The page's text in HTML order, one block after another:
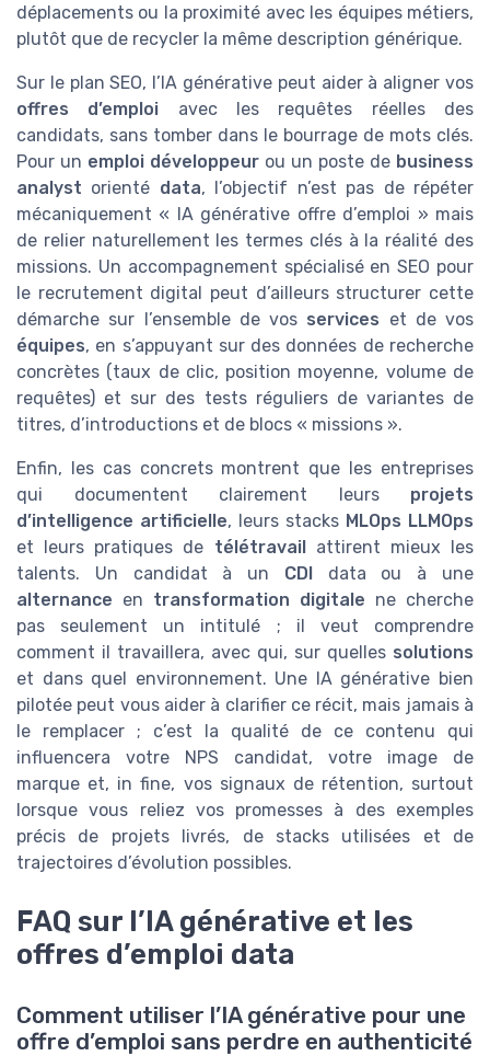
déplacements ou la proximité avec les équipes métiers,
plutôt que de recycler la même description générique.
Sur le plan SEO, l’IA générative peut aider à aligner vos
offres d’emploi avec les requêtes réelles des
candidats, sans tomber dans le bourrage de mots clés.
Pour un emploi développeur ou un poste de business
analyst orienté data, l’objectif n’est pas de répéter
mécaniquement « IA générative offre d’emploi » mais
de relier naturellement les termes clés à la réalité des
missions. Un accompagnement spécialisé en SEO pour
le recrutement digital peut d’ailleurs structurer cette
démarche sur l’ensemble de vos services et de vos
équipes, en s’appuyant sur des données de recherche
concrètes (taux de clic, position moyenne, volume de
requêtes) et sur des tests réguliers de variantes de
titres, d’introductions et de blocs « missions ».
Enfin, les cas concrets montrent que les entreprises
qui documentent clairement leurs projets
d’intelligence artificielle, leurs stacks MLOps LLMOps
et leurs pratiques de télétravailattirent mieux les
talents. Un candidat à un CDIdata ou à une
alternance en transformation digitale ne cherche
pas seulement un intitulé ; il veut comprendre
comment il travaillera, avec qui, sur quelles solutions
et dans quel environnement. Une IA générative bien
pilotée peut vous aider à clarifier ce récit, mais jamais à
le remplacer ; c’est la qualité de ce contenu qui
influencera votre NPS candidat, votre image de
marque et, in fine, vos signaux de rétention, surtout
lorsque vous reliez vos promesses à des exemples
précis de projets livrés, de stacks utilisées et de
trajectoires d’évolution possibles.
FAQ sur l’IA générative et les
offres d’emploi data
Comment utiliser l’IA générative pour une
offre d’emploi sans perdre en authenticité